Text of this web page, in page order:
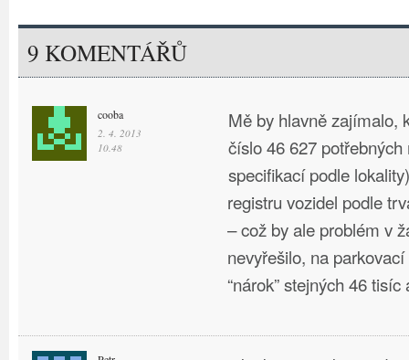
9 KOMENTÁŘŮ
cooba
2. 4. 2013
10.48
Mě by hlavně zajímalo,
číslo 46 627
specifikací podle
registru vozidel podle
– což by ale problém v
nevyřešilo, na
“nárok” stejných 46